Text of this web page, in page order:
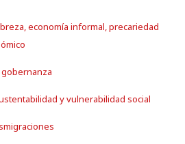
economía informal, precariedad
gobernanza
y vulnerabilidad social